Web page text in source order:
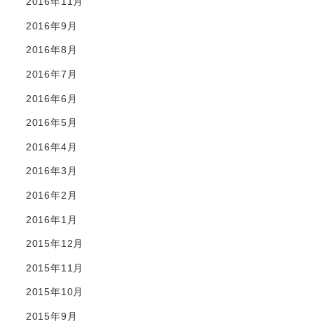
2016年9月
2016年8月
2016年7月
2016年6月
2016年5月
2016年4月
2016年3月
2016年2月
2016年1月
2015年12月
2015年11月
2015年10月
2015年9月